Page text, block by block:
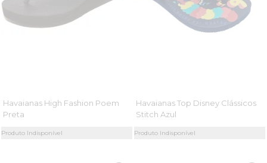
Havaianas High Fashion Poem
Preta
Produto Indisponível
Havaianas Top Disney Clássicos
Stitch Azul
Produto Indisponível